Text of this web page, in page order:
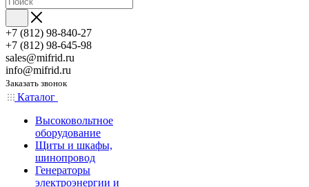
+7 (812) 98-840-27
+7 (812) 98-645-98
sales@mifrid.ru
info@mifrid.ru
Заказать звонок
Каталог
Высоковольтное
оборудование
Щиты и шкафы,
шинопровод
Генераторы
электроэнергии и